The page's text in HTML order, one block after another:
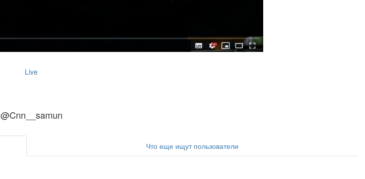
Live
@Cnn__samun
Что еще ищут пользователи